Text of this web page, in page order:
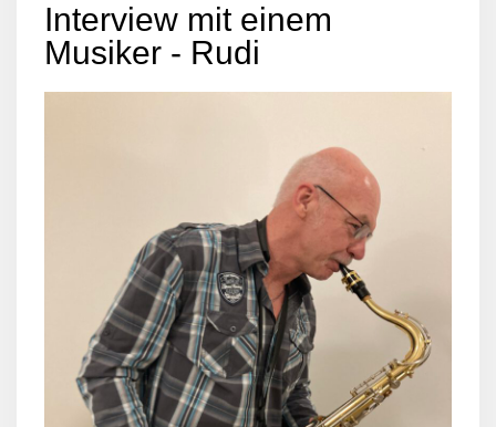
Interview mit einem
Musiker - Rudi